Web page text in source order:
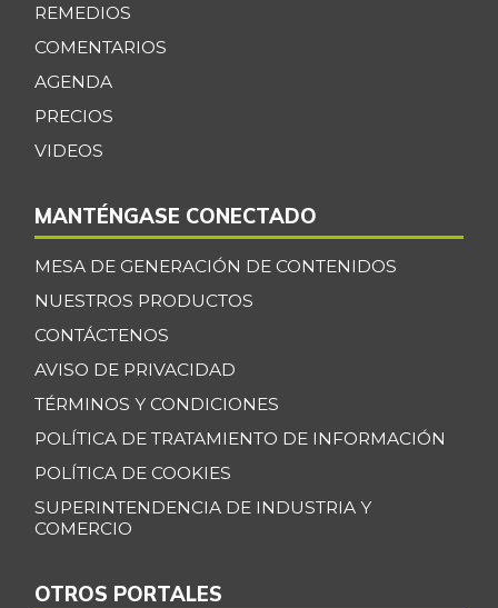
REMEDIOS
COMENTARIOS
AGENDA
PRECIOS
VIDEOS
MANTÉNGASE CONECTADO
MESA DE GENERACIÓN DE CONTENIDOS
NUESTROS PRODUCTOS
CONTÁCTENOS
AVISO DE PRIVACIDAD
TÉRMINOS Y CONDICIONES
POLÍTICA DE TRATAMIENTO DE INFORMACIÓN
POLÍTICA DE COOKIES
SUPERINTENDENCIA DE INDUSTRIA Y
COMERCIO
OTROS PORTALES